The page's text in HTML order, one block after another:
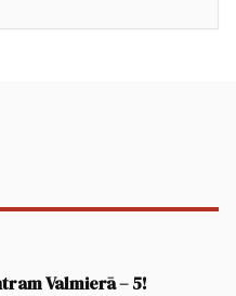
Valmierā – 5!